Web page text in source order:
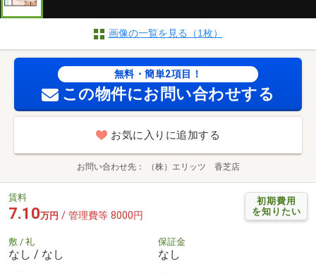
画像の一覧を見る（1枚）
無料・簡単2項目！
この物件にお問い合わせする
お気に入りに追加する
お問い合わせ先 （株）エリッツ 香芝店
初期費用
を知りたい
賃料
7.10万円 / 管理費等 8000円
敷 / 礼
なし / なし
保証金
なし